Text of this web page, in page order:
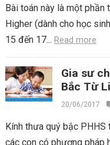
Bài toán này là một
Higher (dành cho học
15 đến 17... Read more
Gia sư
Bắc Từ
20/06/2017
Kính thưa quý bậc PHHS
các con có phương pháp